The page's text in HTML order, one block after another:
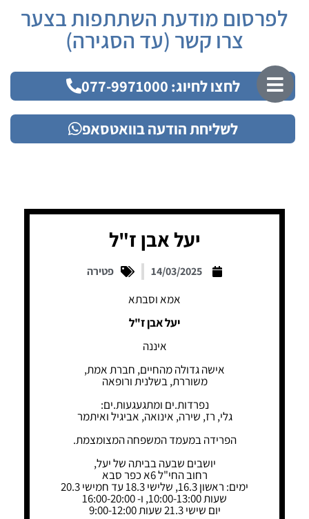
לפרסום מודעת השתתפות בצער
צרו קשר (עד הסגירה)
לחצו לחיוג: 077-9971000
לשליחת הודעה בוואטסאפ
יעל אבן ז"ל
14/03/2025 פטירה
אמא וסבתא
יעל אבן ז"ל
איננה
אישה גדולה מהחיים, חברת אמת,
משוררת, בשלנית ורופאה
נפרדות.ים ומתגעגעות.ים:
גלי, רז, שירה, אינואה, אביגיל ואיתמר
הפרידה במעמד המשפחה המצומצמת.
יושבים שבעה בביתה של יעל,
רחוב החי"ל 6א כפר סבא
ימים: ראשון 16.3, שלישי 18.3 עד חמישי 20.3
שעות 10:00-13:00, ו- 16:00-20:00
יום שישי 21.3 שעות 9:00-12:00